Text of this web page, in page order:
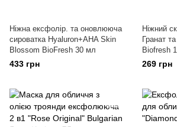
Ніжна ексфолір. та оновлююча
сироватка Hyaluron+AHA Skin
Blossom BioFresh 30 мл
433 грн
Ніжний
Гранат
Biofresh
269 грн